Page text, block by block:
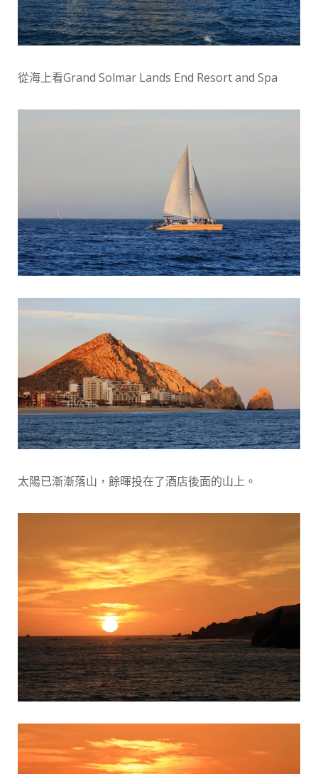
從海上看Grand Solmar Lands End Resort and Spa
太陽已漸漸落山，餘暉投在了酒店後面的山上。